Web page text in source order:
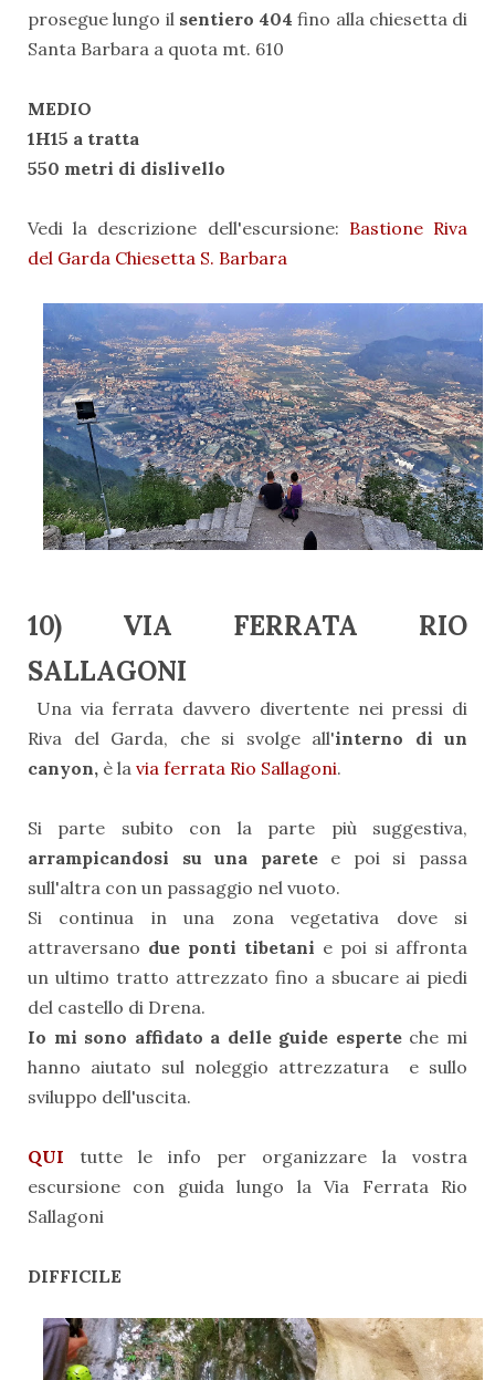
prosegue lungo il sentiero 404 fino alla chiesetta di
Santa Barbara a quota mt. 610
MEDIO
1H15 a tratta
550 metri di dislivello
Vedi la descrizione dell'escursione: Bastione Riva
del Garda Chiesetta S. Barbara
10) VIA FERRATA RIO
SALLAGONI
Una via ferrata davvero divertente nei pressi di
Riva del Garda, che si svolge all'interno di un
canyon, è la via ferrata Rio Sallagoni.
Si parte subito con la parte più suggestiva,
arrampicandosi su una paretee poi si passa
sull'altra con un passaggio nel vuoto.
Si continua in una zona vegetativa dove si
attraversano due ponti tibetani e poi si affronta
un ultimo tratto attrezzato fino a sbucare ai piedi
del castello di Drena.
Io mi sono affidato a delle guide esperteche mi
hanno aiutato sul noleggio attrezzatura e sullo
sviluppo dell'uscita.
QUI tutte le info per organizzare la vostra
escursione con guida lungo la Via Ferrata Rio
Sallagoni
DIFFICILE